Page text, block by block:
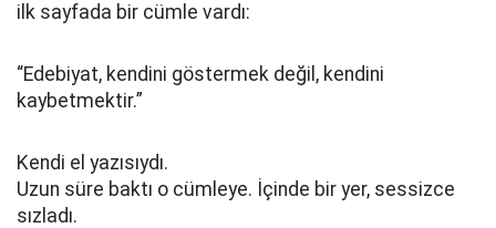
ilk sayfada bir cümle vardı:
“Edebiyat, kendini göstermek değil, kendini
kaybetmektir.”
Kendi el yazısıydı.
Uzun süre baktı o cümleye. İçinde bir yer, sessizce
sızladı.